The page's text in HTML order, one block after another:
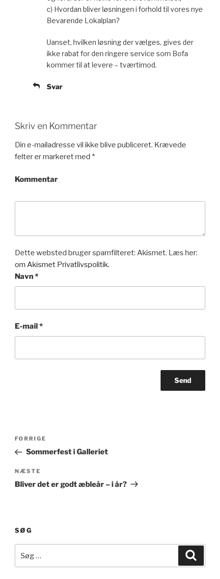
c) Hvordan bliver løsningen i forhold til vores nye
Bevarende Lokalplan?
Uanset, hvilken løsning der vælges, gives der
ikke rabat for den ringere service som Bofa
kommer til at levere – tværtimod.
Svar
Skriv en Kommentar
Din e-mailadresse vil ikke blive publiceret. Krævede
felter er markeret med *
Kommentar
Dette websted bruger spamfilteret: Akismet. Læs her:
om Akismet Privatlivspolitik.
Navn*
E-mail*
Indlægsnavigation
Forrige
indlæg
FORRIGE
Sommerfest i Galleriet
Næste
indlæg
NÆSTE
Bliver det er godt æbleår – i år?
SØG
efter: